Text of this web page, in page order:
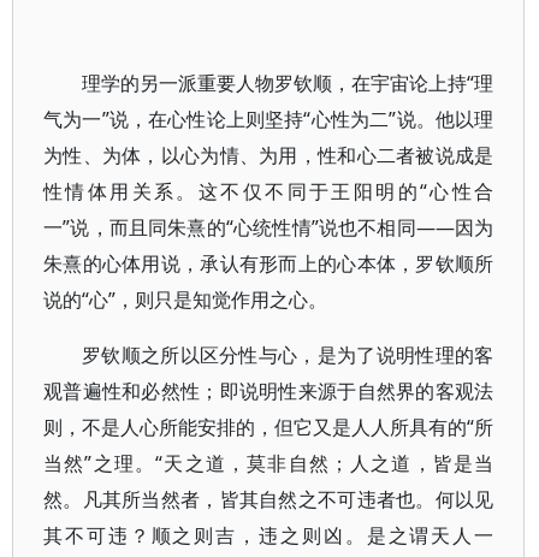
理学的另一派重要人物罗钦顺，在宇宙论上持“理
气为一”说，在心性论上则坚持“心性为二”说。他以理
为性、为体，以心为情、为用，性和心二者被说成是
性情体用关系。这不仅不同于王阳明的“心性合
一”说，而且同朱熹的“心统性情”说也不相同——因为
朱熹的心体用说，承认有形而上的心本体，罗钦顺所
说的“心”，则只是知觉作用之心。
罗钦顺之所以区分性与心，是为了说明性理的客
观普遍性和必然性；即说明性来源于自然界的客观法
则，不是人心所能安排的，但它又是人人所具有的“所
当然”之理。“天之道，莫非自然；人之道，皆是当
然。凡其所当然者，皆其自然之不可违者也。何以见
其不可违？顺之则吉，违之则凶。是之谓天人一